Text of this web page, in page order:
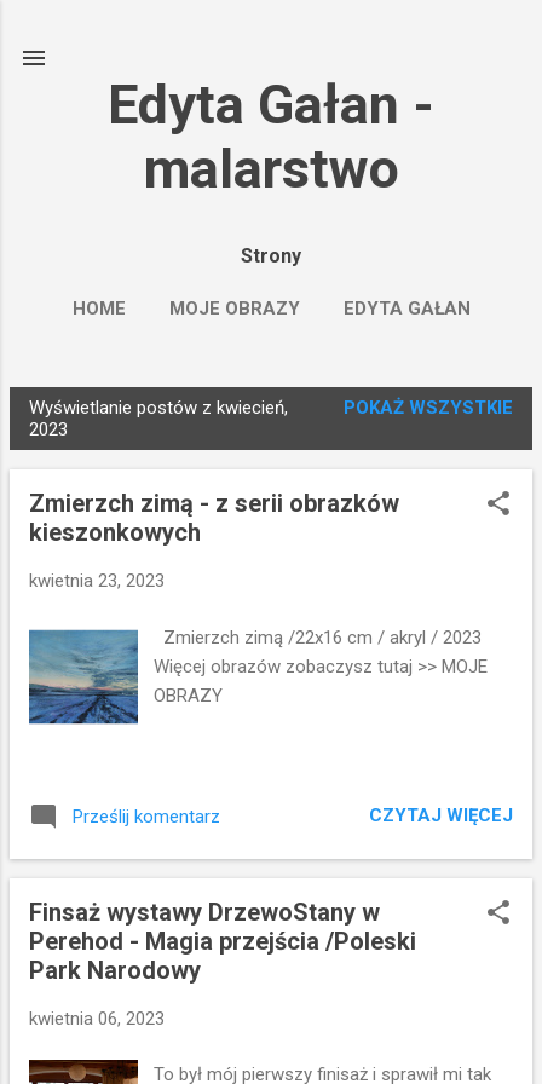
Edyta Gałan -
malarstwo
Strony
HOME MOJE OBRAZY EDYTA GAŁAN
o
Wyświetlanie postów z kwiecień,
2023
POKAŻ WSZYSTKIE
Zmierzch zimą - z serii obrazków
kieszonkowych
kwietnia 23, 2023
Zmierzch zimą /22x16 cm / akryl / 2023
Więcej obrazów zobaczysz tutaj >> MOJE
OBRAZY
Prześlij komentarz CZYTAJ WIĘCEJ
Finsaż wystawy DrzewoStany w
Perehod - Magia przejścia /Poleski
Park Narodowy
kwietnia 06, 2023
To był mój pierwszy finisaż i sprawił mi tak